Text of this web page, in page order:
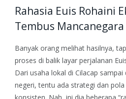
Rahasia Euis Rohaini
Tembus Mancanegara
Banyak orang melihat hasilnya,
proses di balik layar perjalanan
Dari usaha lokal di Cilacap
negeri, tentu ada strategi dan